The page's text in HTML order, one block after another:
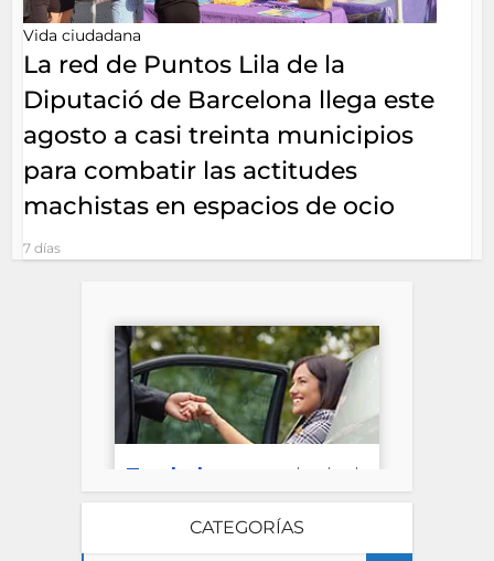
Vida ciudadana
La red de Puntos Lila de la
Diputació de Barcelona llega este
agosto a casi treinta municipios
para combatir las actitudes
machistas en espacios de ocio
7 días
CATEGORÍAS